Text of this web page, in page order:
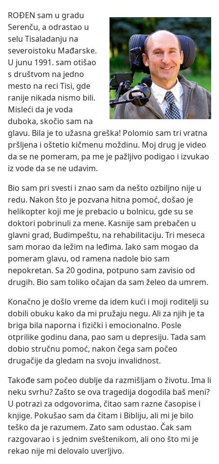
ROÐEN sam u gradu
Serenču, a odrastao u
selu Tisaladanju na
severoistoku Mađarske.
U junu 1991. sam otišao
s društvom na jedno
mesto na reci Tisi, gde
ranije nikada nismo bili.
Misleći da je voda
duboka, skočio sam na
glavu. Bila je to užasna greška! Polomio sam tri vratna
pršljena i oštetio kičmenu moždinu. Moj drug je video
da se ne pomeram, pa me je pažljivo podigao i izvukao
iz vode da se ne udavim.
Bio sam pri svesti i znao sam da nešto ozbiljno nije u
redu. Nakon što je pozvana hitna pomoć, došao je
helikopter koji me je prebacio u bolnicu, gde su se
doktori pobrinuli za mene. Kasnije sam prebačen u
glavni grad, Budimpeštu, na rehabilitaciju. Tri meseca
sam morao da ležim na leđima. Iako sam mogao da
pomeram glavu, od ramena nadole bio sam
nepokretan. Sa 20 godina, potpuno sam zavisio od
drugih. Bio sam toliko očajan da sam želeo da umrem.
Konačno je došlo vreme da idem kući i moji roditelji su
dobili obuku kako da mi pružaju negu. Ali za njih je ta
briga bila naporna i fizički i emocionalno. Posle
otprilike godinu dana, pao sam u depresiju. Tada sam
dobio stručnu pomoć, nakon čega sam počeo
drugačije da gledam na svoju invalidnost.
Takođe sam počeo dublje da razmišljam o životu. Ima li
neku svrhu? Zašto se ova tragedija dogodila baš meni?
U potrazi za odgovorima, čitao sam razne časopise i
knjige. Pokušao sam da čitam i Bibliju, ali mi je bilo
teško da je razumem. Zato sam odustao. Čak sam
razgovarao i s jednim sveštenikom, ali ono što mi je
rekao nije mi delovalo uverljivo.